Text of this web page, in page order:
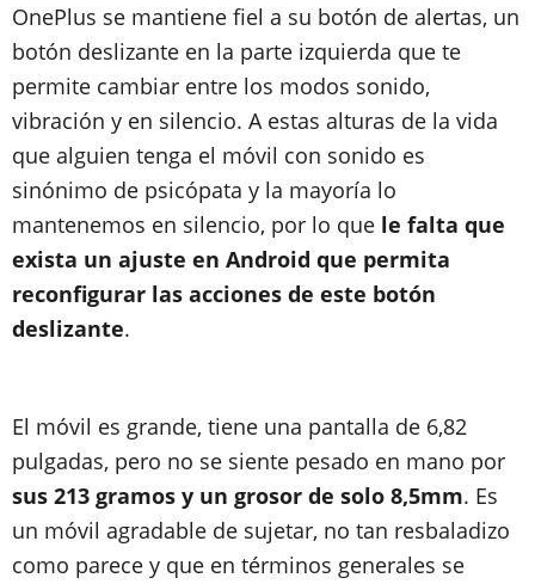
OnePlus se mantiene fiel a su botón de alertas, un
botón deslizante en la parte izquierda que te
permite cambiar entre los modos sonido,
vibración y en silencio. A estas alturas de la vida
que alguien tenga el móvil con sonido es
sinónimo de psicópata y la mayoría lo
mantenemos en silencio, por lo que le falta que
exista un ajuste en Android que permita
reconfigurar las acciones de este botón
deslizante.
El móvil es grande, tiene una pantalla de 6,82
pulgadas, pero no se siente pesado en mano por
sus 213 gramos y un grosor de solo 8,5mm. Es
un móvil agradable de sujetar, no tan resbaladizo
como parece y que en términos generales se